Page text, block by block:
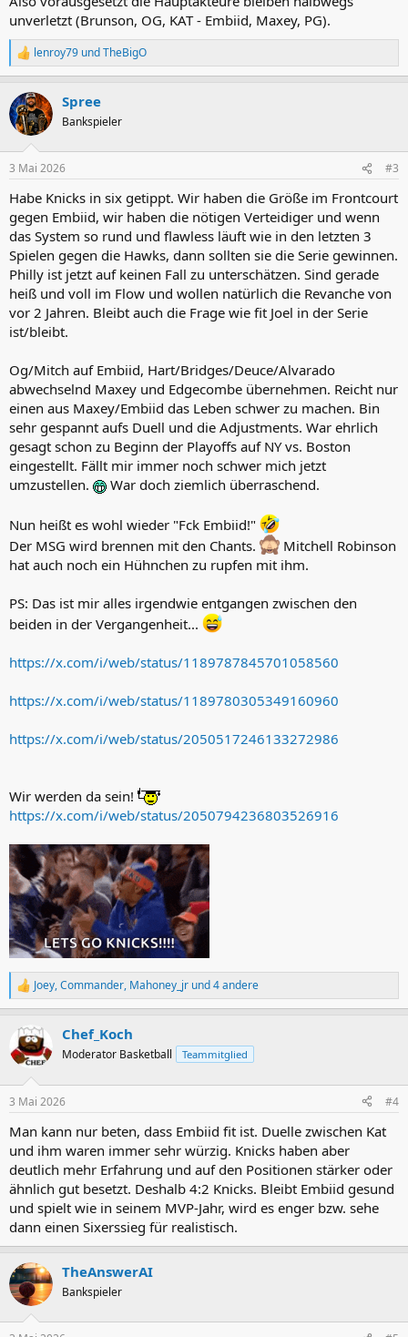
unverletzt (Brunson, OG, KAT - Embiid, Maxey, PG).
R
e
k
t
i
e
:
lenroy79 undTheBigO
Spree
Bankspieler
3 Mai 2026 #3
Habe Knicks in six getippt. Wir haben die Größe im Frontcourt
gegen Embiid, wir haben die nötigen Verteidiger und wenn
das System so rund und flawless läuft wie in den letzten 3
Spielen gegen die Hawks, dann sollten sie die Serie gewinnen.
Philly ist jetzt auf keinen Fall zu unterschätzen. Sind gerade
heiß und voll im Flow und wollen natürlich die Revanche von
vor 2 Jahren. Bleibt auch die Frage wie fit Joel in der Serie
ist/bleibt.
Og/Mitch auf Embiid, Hart/Bridges/Deuce/Alvarado
abwechselnd Maxey und Edgecombe übernehmen. Reicht nur
einen aus Maxey/Embiid das Leben schwer zu machen. Bin
sehr gespannt aufs Duell und die Adjustments. War ehrlich
gesagt schon zu Beginn der Playoffs auf NY vs. Boston
eingestellt. Fällt mir immer noch schwer mich jetzt
umzustellen.
War doch ziemlich überraschend.
Nun heißt es wohl wieder "Fck Embiid!"
Der MSG wird brennen mit den Chants.
Mitchell Robinson
hat auch noch ein Hühnchen zu rupfen mit ihm.
PS: Das ist mir alles irgendwie entgangen zwischen den
beiden in der Vergangenheit...
https://x.com/i/web/status/1189787845701058560
https://x.com/i/web/status/1189780305349160960
https://x.com/i/web/status/2050517246133272986
Wir werden da sein!
https://x.com/i/web/status/2050794236803526916
R
e
k
t
i
e
:
Joey,Commander, Mahoney_jr und 4 andere
Chef_Koch
Moderator Basketball Teammitglied
3 Mai 2026 #4
Man kann nur beten, dass Embiid fit ist. Duelle zwischen Kat
und ihm waren immer sehr würzig. Knicks haben aber
deutlich mehr Erfahrung und auf den Positionen stärker oder
ähnlich gut besetzt. Deshalb 4:2 Knicks. Bleibt Embiid gesund
und spielt wie in seinem MVP-Jahr, wird es enger bzw. sehe
dann einen Sixerssieg für realistisch.
TheAnswerAI
Bankspieler